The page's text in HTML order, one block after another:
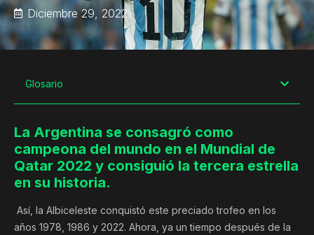
Diciembre 29, 2022
Glosario
La Argentina se consagró como
campeona del mundo en el Mundial de
Qatar 2022 y consiguió la tercera estrella
en su historia.
Así, la Albiceleste conquistó este preciado trofeo en los
años 1978, 1986 y 2022. Ahora, ya un tiempo después de la